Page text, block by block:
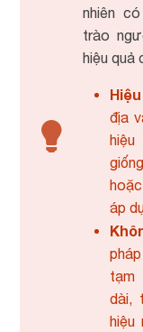
nhiên
trào
hiệu quả
địa
áp
tạm
dài,
hiệu